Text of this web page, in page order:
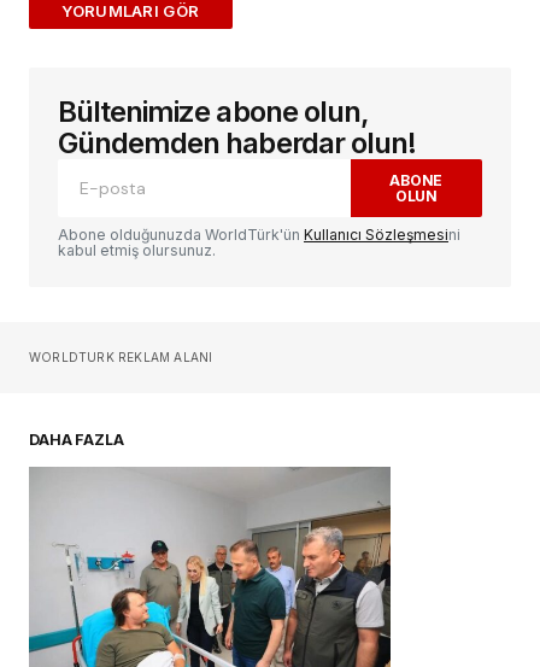
ADD A COMMENT
E-posta adresiniz yayınlanmayacak.
alanlar*ile işaretlenmişlerdir
Yorum
Sizin adınız*
adım, e-posta adresim ve site adresim bu
tarayıcıya kaydedilsin.
YORUM GÖNDER
Bültenimize abone olun,
Gündemden haberdar olun!
ABONE
OLUN
Abone olduğunuzda WorldTürk'ün Kullanıcı Sözleşmesini
kabul etmiş olursunuz.
WORLDTURK REKLAM ALANI
DAHA FAZLA